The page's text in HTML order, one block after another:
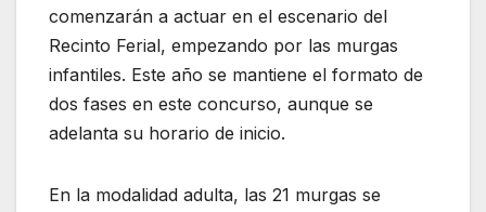
comenzarán a actuar en el escenario del
Recinto Ferial, empezando por las murgas
infantiles. Este año se mantiene el formato de
dos fases en este concurso, aunque se
adelanta su horario de inicio.
En la modalidad adulta, las 21 murgas se